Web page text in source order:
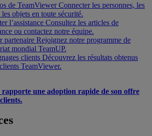
de TeamViewer Connecter les personnes, les
objets en toute sécurité.
l’assistance Consultez les articles de
ou contactez notre équipe.
partenaire Rejoignez notre programme de
mondial TeamUP.
clients Découvrez les résultats obtenus
TeamViewer.
rapporte une adoption rapide de son offre